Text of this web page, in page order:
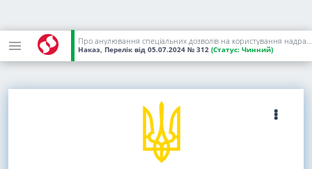
Про анулювання спеціальних дозволів на користування надрами
Наказ, Перелік від 05.07.2024 № 312 (Статус: Чинний)